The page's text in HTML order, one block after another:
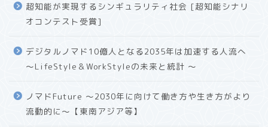
超知能が実現するシンギュラリティ社会 [超知能シナリ
オコンテスト受賞]
デジタルノマド10億人となる2035年は加速する人流へ
〜LifeStyle＆WorkStyleの未来と統計 〜
ノマドFuture 〜2030年に向けて働き方や生き方がより
流動的に〜【東南アジア等】